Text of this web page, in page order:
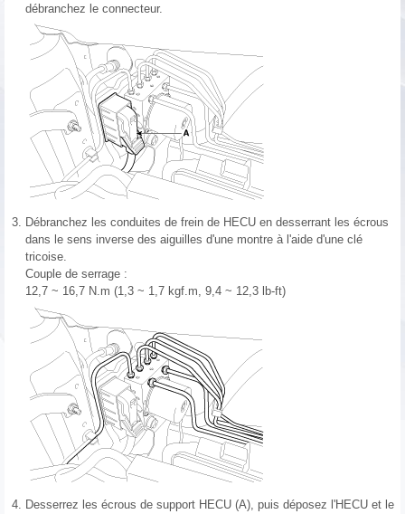
débranchez le connecteur.
3. Débranchez les conduites de frein de HECU en desserrant les écrous
dans le sens inverse des aiguilles d'une montre à l'aide d'une clé
tricoise.
Couple de serrage :
12,7 ~ 16,7 N.m (1,3 ~ 1,7 kgf.m, 9,4 ~ 12,3 lb-ft)
4. Desserrez les écrous de support HECU (A), puis déposez l'HECU et le